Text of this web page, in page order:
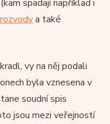
spadají například i
rozvodya také
vy na něj podali
byla vznesena v
soudní spis
jsou mezi veřejností